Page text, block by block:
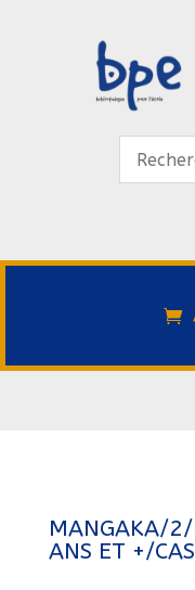
MANGAKA/2/
ANS ET +/